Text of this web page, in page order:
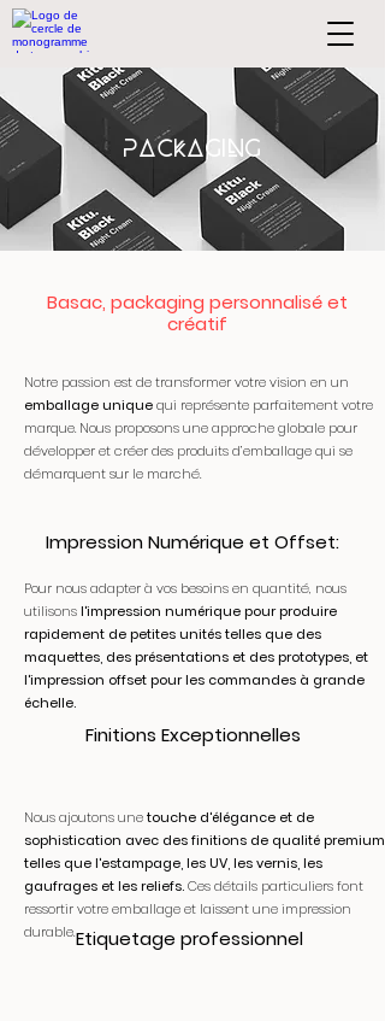
PACKAGING
Basac, packaging personnalisé et
créatif
Finitions Exceptionnelles
Notre passion est de transformer votre vision en un
emballage uniquequi représente parfaitement votre
marque. Nous proposons une approche globale pour
développer et créer des produits d’emballage qui se
démarquent sur le marché.
Pour nous adapter à vos besoins en quantité, nous
utilisonsl'impression numérique pour produire
rapidement de petites unités telles que des
maquettes, des présentations et des prototypes, et
l'impression offset pour les commandes à grande
échelle.
Nous ajoutons unetouche d'élégance et de
sophistication avec des finitions de qualité premium
telles que l'estampage, les UV, les vernis, les
gaufrages et les reliefs.Ces détails particuliers font
ressortir votre emballage et laissent une impression
durable.
Impression Numérique et Offset:
Etiquetage professionnel